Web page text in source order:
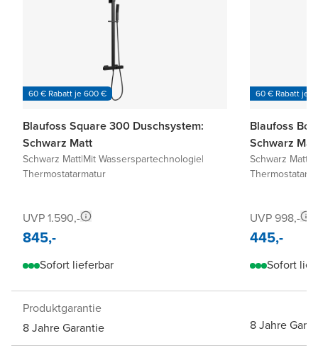
60 € Rabatt je 600 €
Blaufoss Square 300 Duschsystem:
Schwarz Matt
Schwarz Matt|Mit Wasserspartechnologie|
Thermostatarmatur
UVP 1.590,-
845,-
Sofort lieferbar
60 € Rabatt je
Blaufoss
Schwarz
Schwarz Matt
UVP 998,-
445,-
Sofort
Produktgarantie
8 Jahre Garantie
8 Jahre